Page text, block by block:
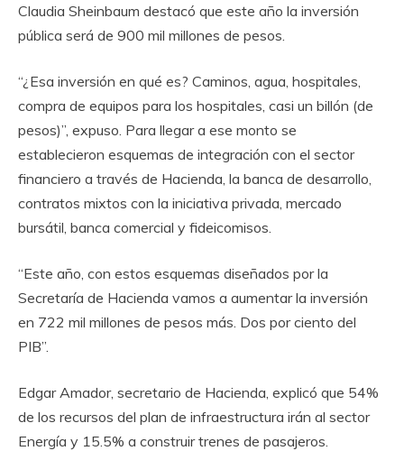
Claudia Sheinbaum destacó que este año la inversión
pública será de 900 mil millones de pesos.
“¿Esa inversión en qué es? Caminos, agua, hospitales,
compra de equipos para los hospitales, casi un billón (de
pesos)”, expuso. Para llegar a ese monto se
establecieron esquemas de integración con el sector
financiero a través de Hacienda, la banca de desarrollo,
contratos mixtos con la iniciativa privada, mercado
bursátil, banca comercial y fideicomisos.
“Este año, con estos esquemas diseñados por la
Secretaría de Hacienda vamos a aumentar la inversión
en 722 mil millones de pesos más. Dos por ciento del
PIB”.
Edgar Amador, secretario de Hacienda, explicó que 54%
de los recursos del plan de infraestructura irán al sector
Energía y 15.5% a construir trenes de pasajeros.